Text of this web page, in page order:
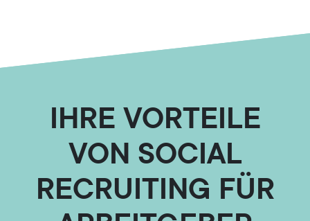
IHRE VORTEILE
VON SOCIAL
RECRUITING FÜR